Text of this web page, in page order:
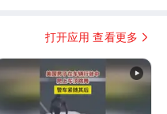
打开应用 查看更多